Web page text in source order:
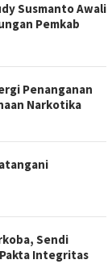
Susmanto Awali
Pemkab
Penanganan
Narkotika
Sendi
Integritas